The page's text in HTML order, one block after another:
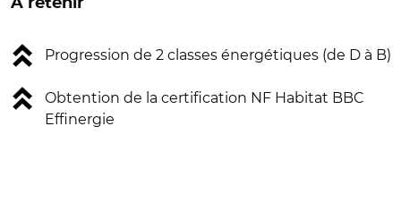
A retenir
Progression de 2 classes énergétiques (de D à B)
Obtention de la certification NF Habitat BBC
Effinergie